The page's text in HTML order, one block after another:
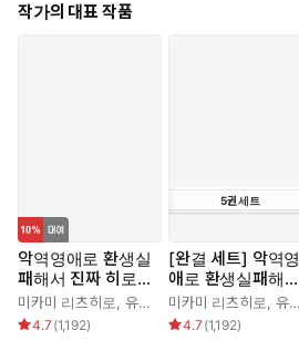
작가의 대표 작품
악역영애로 환생실
패해서 진짜 히로인
이 되어버렸습니다
~악역영애 오빠와
의 가족 엔딩을 포
미카미 리츠히로, 유즈하라 테일
4.7 (1,192)
5권세트
[완결 세트] 악역영
애로 환생실패해서
진짜 히로인이 되어
버렸습니다 ~악역
영애 오빠와의 가족
미카미 리츠히로, 유즈하라 테일
4.7 (1,192)